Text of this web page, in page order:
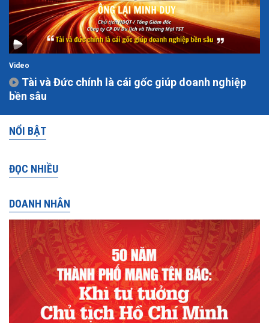
Video
Tài và Đức chính là cái gốc giúp doanh nghiệp
bền sâu
NỔI BẬT
ĐỌC NHIỀU
DOANH NHÂN